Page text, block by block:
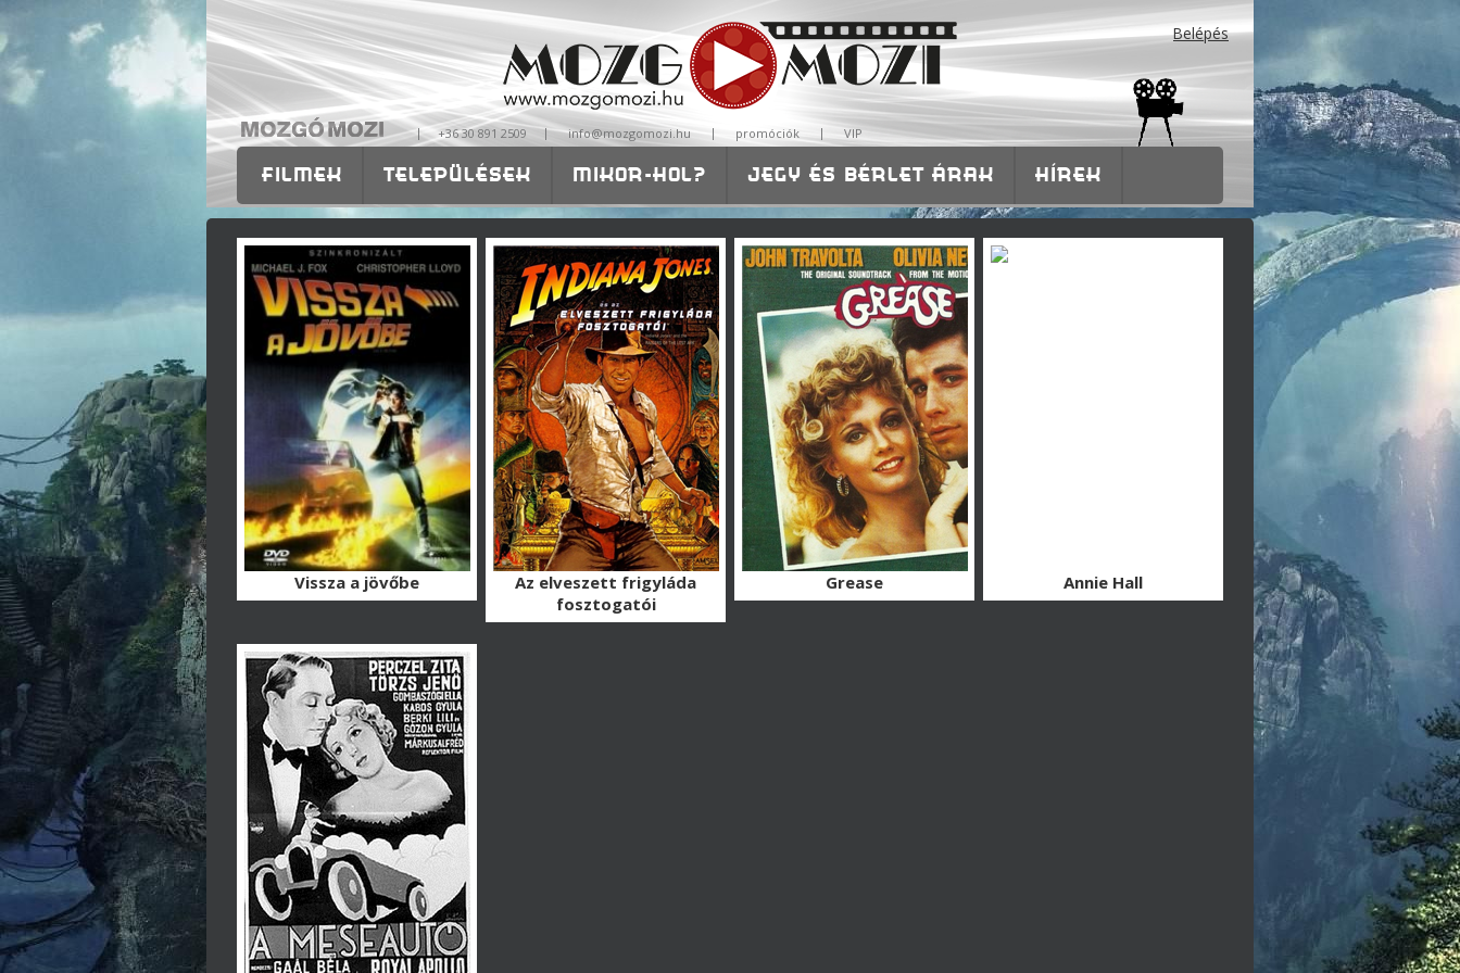
Belépés
| +36 30 891 2509 | info@mozgomozi.hu | promóciók | VIP
FILMEK TELEPÜLÉSEK MIKOR-HOL? JEGY ÉS BÉRLET ÁRAK HÍREK
OKTATÁS RÓLUNK ISKOLÁKNAK-ÓVODÁKNAK
Vissza a jövőbe
Az elveszett frigyláda
fosztogatói
Grease Annie Hall